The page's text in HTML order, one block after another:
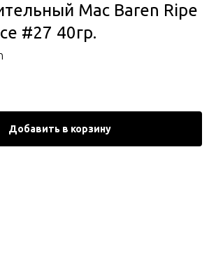
Mac Baren Ripe
#27 40гр.
Добавить в корзину